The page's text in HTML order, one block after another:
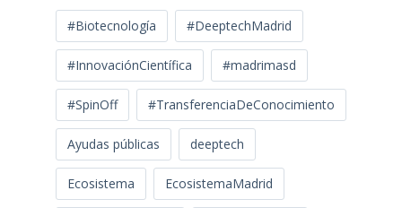
#Biotecnología #DeeptechMadrid
#InnovaciónCientífica #madrimasd
#SpinOff #TransferenciaDeConocimiento
Ayudas públicas deeptech
Ecosistema EcosistemaMadrid